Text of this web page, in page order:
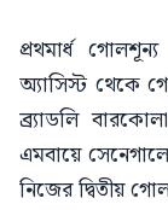
প্রথমার্ধ
অ্যাসিস্ট থেকে
ব্র্যাডলি
এমবায়ে
নিজের দ্বিতীয়